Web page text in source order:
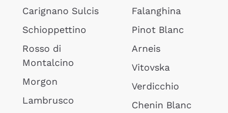
Carignano Sulcis
Schioppettino
Rosso di
Montalcino
Morgon
Lambrusco
Falanghina
Pinot Blanc
Arneis
Vitovska
Verdicchio
Chenin Blanc